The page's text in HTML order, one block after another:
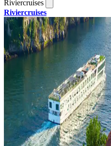
Riviercruises
Riviercruises